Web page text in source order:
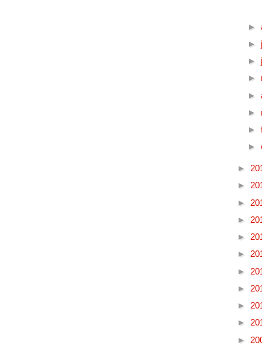
►
►
►
►
►
►
►
►
►
►
►
►
►
►
►
►
►
►
►